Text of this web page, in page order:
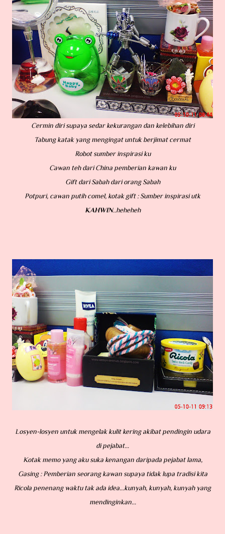
Cermin diri supaya sedar kekurangan dan kelebihan diri
Tabung katak yang mengingat untuk berjimat cermat
Robot sumber inspirasi ku
Cawan teh dari China pemberian kawan ku
Gift dari Sabah dari orang Sabah
Potpuri, cawan putih comel, kotak gift : Sumber inspirasi utk
KAHWIN..heheheh
Losyen-losyen untuk mengelak kulit kering akibat pendingin udara
di pejabat...
Kotak memo yang aku suka kenangan daripada pejabat lama,
Gasing : Pemberian seorang kawan supaya tidak lupa tradisi kita
Ricola penenang waktu tak ada idea...kunyah, kunyah, kunyah yang
mendinginkan...